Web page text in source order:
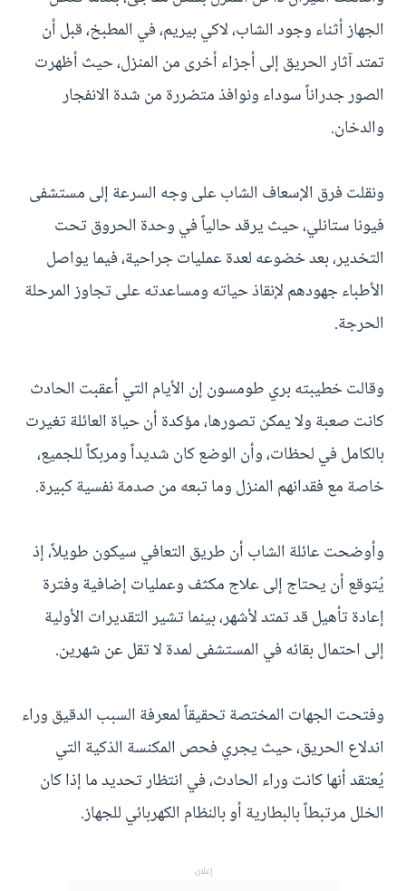
الجهاز أثناء وجود الشاب، لاكي بيريم، في المطبخ، قبل أن
تمتد آثار الحريق إلى أجزاء أخرى من المنزل، حيث أظهرت
الصور جدراناً سوداء ونوافذ متضررة من شدة الانفجار
والدخان.
ونقلت فرق الإسعاف الشاب على وجه السرعة إلى مستشفى
فيونا ستانلي، حيث يرقد حالياً في وحدة الحروق تحت
التخدير، بعد خضوعه لعدة عمليات جراحية، فيما يواصل
الأطباء جهودهم لإنقاذ حياته ومساعدته على تجاوز المرحلة
الحرجة.
وقالت خطيبته بري طومسون إن الأيام التي أعقبت الحادث
كانت صعبة ولا يمكن تصورها، مؤكدة أن حياة العائلة تغيرت
بالكامل في لحظات، وأن الوضع كان شديداً ومربكاً للجميع،
خاصة مع فقدانهم المنزل وما تبعه من صدمة نفسية كبيرة.
وأوضحت عائلة الشاب أن طريق التعافي سيكون طويلاً، إذ
يُتوقع أن يحتاج إلى علاج مكثف وعمليات إضافية وفترة
إعادة تأهيل قد تمتد لأشهر، بينما تشير التقديرات الأولية
إلى احتمال بقائه في المستشفى لمدة لا تقل عن شهرين.
وفتحت الجهات المختصة تحقيقاً لمعرفة السبب الدقيق وراء
اندلاع الحريق، حيث يجري فحص المكنسة الذكية التي
يُعتقد أنها كانت وراء الحادث، في انتظار تحديد ما إذا كان
الخلل مرتبطاً بالبطارية أو بالنظام الكهربائي للجهاز.
إعلان